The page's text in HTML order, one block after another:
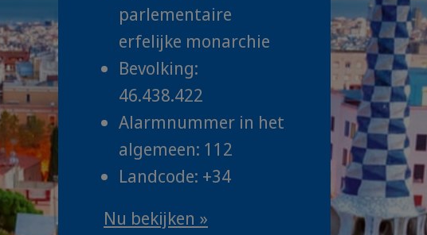
parlementaire
erfelijke monarchie
Bevolking:
46.438.422
Alarmnummer in het
algemeen: 112
Landcode: +34
Nu bekijken »